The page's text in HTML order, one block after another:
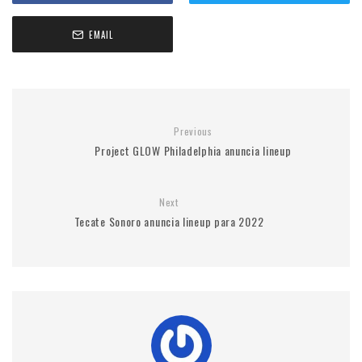
EMAIL
Previous
Project GLOW Philadelphia anuncia lineup
Next
Tecate Sonoro anuncia lineup para 2022